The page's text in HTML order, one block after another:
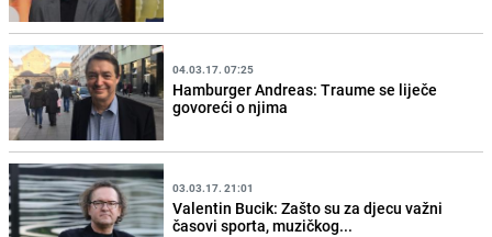
04.03.17. 07:25
Hamburger Andreas: Traume se liječe
govoreći o njima
03.03.17. 21:01
Valentin Bucik: Zašto su za djecu važni
časovi sporta, muzičkog...